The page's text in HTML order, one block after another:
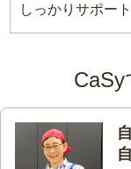
しっかりサポー